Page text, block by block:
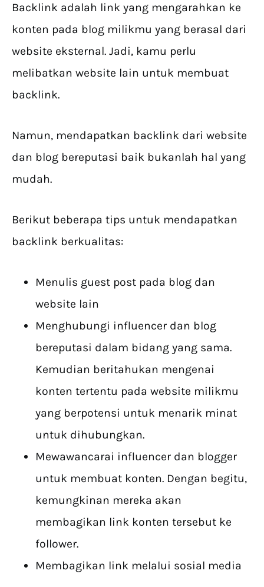
Backlink adalah link yang mengarahkan ke
konten pada blog milikmu yang berasal dari
website eksternal. Jadi, kamu perlu
melibatkan website lain untuk membuat
backlink.
Namun, mendapatkan backlink dari website
dan blog bereputasi baik bukanlah hal yang
mudah.
Berikut beberapa tips untuk mendapatkan
backlink berkualitas:
Menulis guest post pada blog dan
website lain
Menghubungi influencer dan blog
bereputasi dalam bidang yang sama.
Kemudian beritahukan mengenai
konten tertentu pada website milikmu
yang berpotensi untuk menarik minat
untuk dihubungkan.
Mewawancarai influencer dan blogger
untuk membuat konten. Dengan begitu,
kemungkinan mereka akan
membagikan link konten tersebut ke
follower.
Membagikan link melalui sosial media